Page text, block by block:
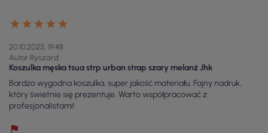
20.10.2025, 19:48
Autor Ryszard
Koszulka męska tsua strp urban strap szary melanż Jhk
Bardzo wygodna koszulka, super jakość materiału. Fajny nadruk,
który świetnie się prezentuje. Warto współpracować z
profesjonalistami!